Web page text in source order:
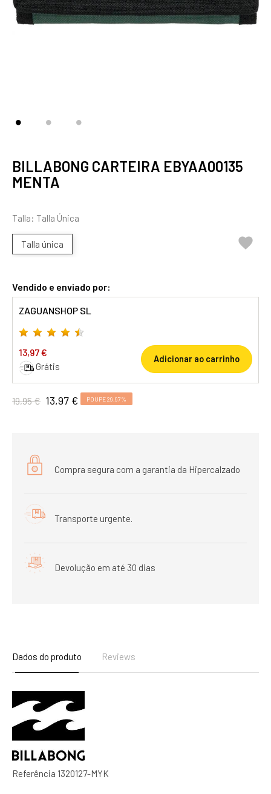
BILLABONG CARTEIRA EBYAA00135
MENTA
Talla: Talla Única
Talla única 
Vendido e enviado por:
ZAGUANSHOP SL
13,97 €
Grátis
Adicionar ao carrinho
19,95 € 13,97 € POUPE 29,97%
Compra segura com a garantia da Hipercalzado
Transporte urgente.
Devolução em até 30 dias
Dados do produto Reviews
Referência 1320127-MYK